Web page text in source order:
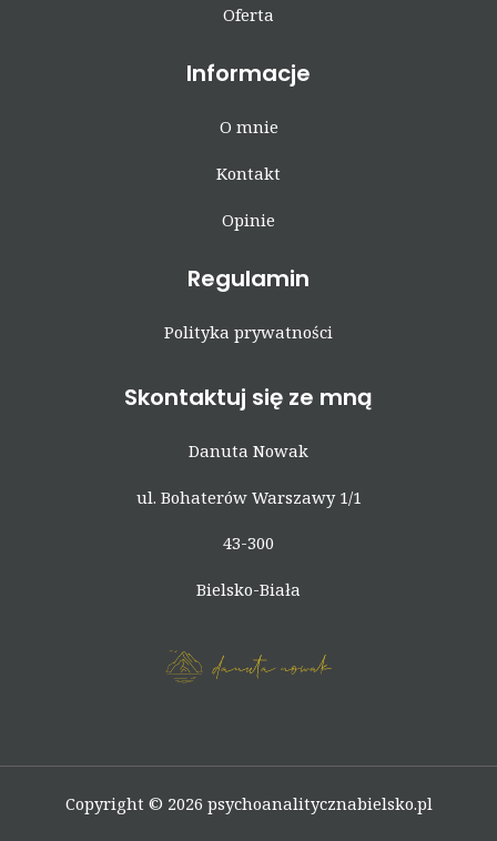
Oferta
Informacje
O mnie
Kontakt
Opinie
Regulamin
Polityka prywatności
Skontaktuj się ze mną
Danuta Nowak
ul. Bohaterów Warszawy 1/1
43-300
Bielsko-Biała
Copyright © 2026 psychoanalitycznabielsko.pl